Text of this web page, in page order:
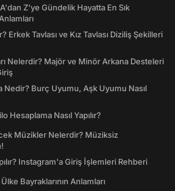
Z'ye Gündelik Hayatta En Sık
Erkek Tavlası ve Kız Tavlası Diziliş Şekilleri
Nelerdir? Majör ve Minör Arkana Desteleri
Nedir? Burç Uyumu, Aşk Uyumu Nasıl
Hesaplama Nasıl Yapılır?
Müzikler Nelerdir? Müziksiz
Instagram'a Giriş İşlemleri Rehberi
Bayraklarının Anlamları